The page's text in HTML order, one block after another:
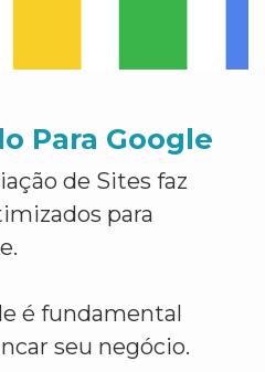
Para Google
de Sites faz
para
é fundamental
seu negócio.